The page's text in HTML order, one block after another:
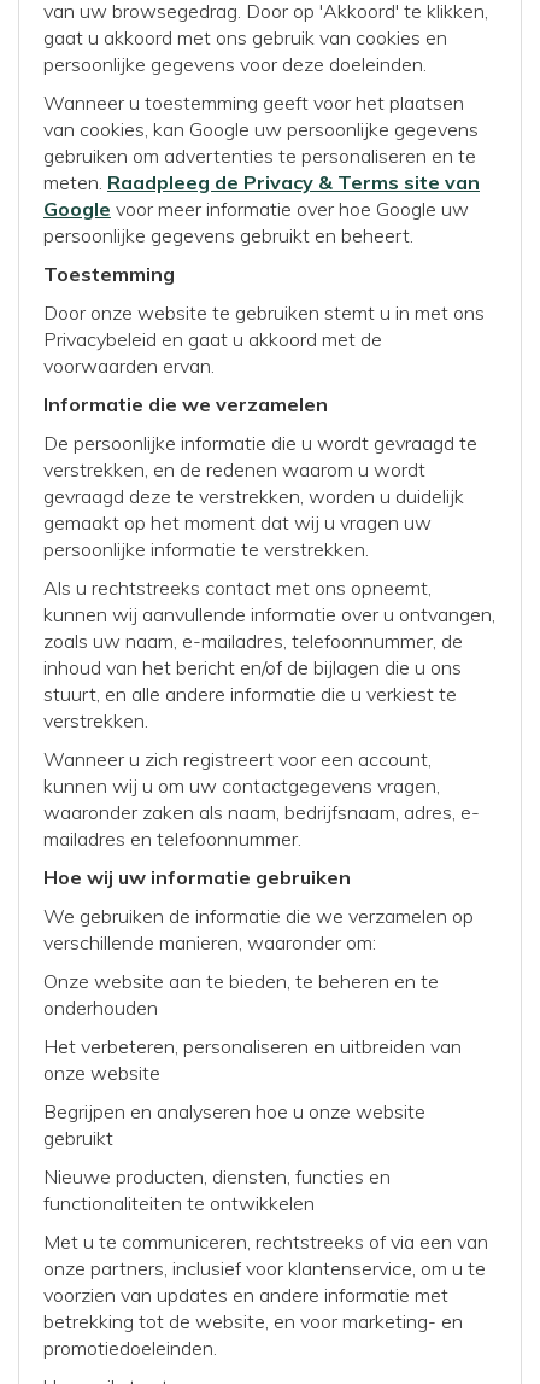
van uw browsegedrag. Door op 'Akkoord' te klikken,
gaat u akkoord met ons gebruik van cookies en
persoonlijke gegevens voor deze doeleinden.
Wanneer u toestemming geeft voor het plaatsen
van cookies, kan Google uw persoonlijke gegevens
gebruiken om advertenties te personaliseren en te
meten. Raadpleeg de Privacy & Terms site van
Google voor meer informatie over hoe Google uw
persoonlijke gegevens gebruikt en beheert.
Toestemming
Door onze website te gebruiken stemt u in met ons
Privacybeleid en gaat u akkoord met de
voorwaarden ervan.
Informatie die we verzamelen
De persoonlijke informatie die u wordt gevraagd te
verstrekken, en de redenen waarom u wordt
gevraagd deze te verstrekken, worden u duidelijk
gemaakt op het moment dat wij u vragen uw
persoonlijke informatie te verstrekken.
Als u rechtstreeks contact met ons opneemt,
kunnen wij aanvullende informatie over u ontvangen,
zoals uw naam, e-mailadres, telefoonnummer, de
inhoud van het bericht en/of de bijlagen die u ons
stuurt, en alle andere informatie die u verkiest te
verstrekken.
Wanneer u zich registreert voor een account,
kunnen wij u om uw contactgegevens vragen,
waaronder zaken als naam, bedrijfsnaam, adres, e-
mailadres en telefoonnummer.
Hoe wij uw informatie gebruiken
We gebruiken de informatie die we verzamelen op
verschillende manieren, waaronder om:
Onze website aan te bieden, te beheren en te
onderhouden
Het verbeteren, personaliseren en uitbreiden van
onze website
Begrijpen en analyseren hoe u onze website
gebruikt
Nieuwe producten, diensten, functies en
functionaliteiten te ontwikkelen
Met u te communiceren, rechtstreeks of via een van
onze partners, inclusief voor klantenservice, om u te
voorzien van updates en andere informatie met
betrekking tot de website, en voor marketing- en
promotiedoeleinden.